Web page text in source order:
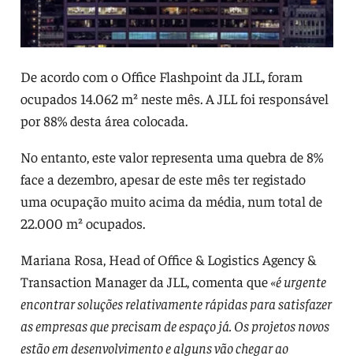
De acordo com o Office Flashpoint da JLL, foram
ocupados 14.062 m² neste mês. A JLL foi responsável
por 88% desta área colocada.
No entanto, este valor representa uma quebra de 8%
face a dezembro, apesar de este mês ter registado
uma ocupação muito acima da média, num total de
22.000 m² ocupados.
Mariana Rosa, Head of Office & Logistics Agency &
Transaction Manager da JLL, comenta que«é urgente
encontrar soluções relativamente rápidas para satisfazer
as empresas que precisam de espaço já. Os projetos novos
estão em desenvolvimento e alguns vão chegar ao